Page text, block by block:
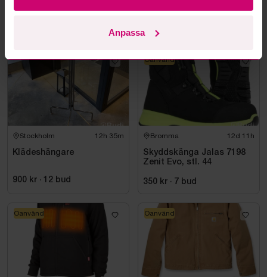
Anpassa
Stockholm 12h 35m
Klädeshängare
900 kr · 12 bud
Bromma 12d 11h
Skyddskänga Jalas 7198
Zenit Evo, stl. 44
350 kr · 7 bud
Oanvänd
Oanvänd Oanvänd